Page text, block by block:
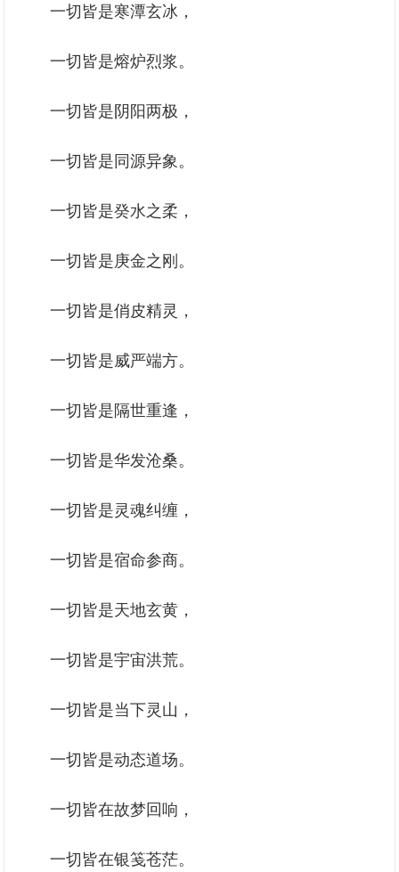
一切皆是寒潭玄冰，
一切皆是熔炉烈浆。
一切皆是阴阳两极，
一切皆是同源异象。
一切皆是癸水之柔，
一切皆是庚金之刚。
一切皆是俏皮精灵，
一切皆是威严端方。
一切皆是隔世重逢，
一切皆是华发沧桑。
一切皆是灵魂纠缠，
一切皆是宿命参商。
一切皆是天地玄黄，
一切皆是宇宙洪荒。
一切皆是当下灵山，
一切皆是动态道场。
一切皆在故梦回响，
一切皆在银笺苍茫。